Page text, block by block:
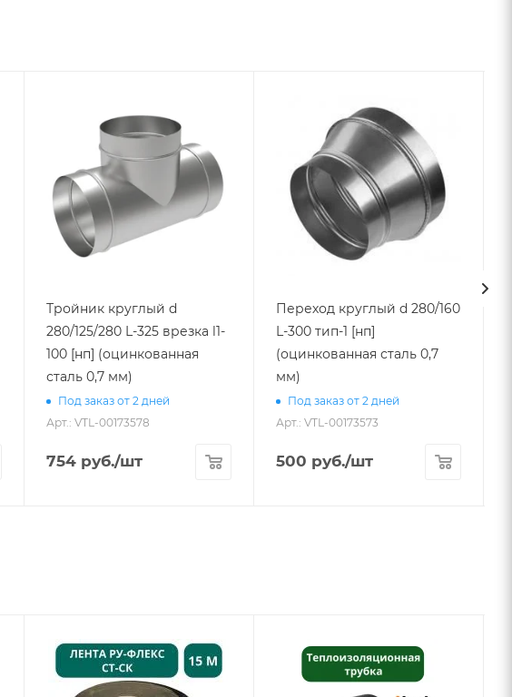
Тройник круглый d
280/125/280 L-325 врезка l1-
100 [нп] (оцинкованная
сталь 0,7 мм)
Под заказ от 2 дней
Арт.: VTL-00173578
754 руб./шт
Переход круглый d 280/160
L-300 тип-1 [нп]
(оцинкованная сталь 0,7
мм)
Под заказ от 2 дней
Арт.: VTL-00173573
500 руб./шт